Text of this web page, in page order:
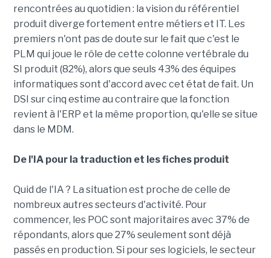
rencontrées au quotidien : la vision du référentiel
produit diverge fortement entre métiers et IT. Les
premiers n'ont pas de doute sur le fait que c'est le
PLM qui joue le rôle de cette colonne vertébrale du
SI produit (82%), alors que seuls 43% des équipes
informatiques sont d'accord avec cet état de fait. Un
DSI sur cinq estime au contraire que la fonction
revient à l'ERP et la même proportion, qu'elle se situe
dans le MDM.
De l'IA pour la traduction et les fiches produit
Quid de l'IA ? La situation est proche de celle de
nombreux autres secteurs d'activité. Pour
commencer, les POC sont majoritaires avec 37% de
répondants, alors que 27% seulement sont déjà
passés en production. Si pour ses logiciels, le secteur